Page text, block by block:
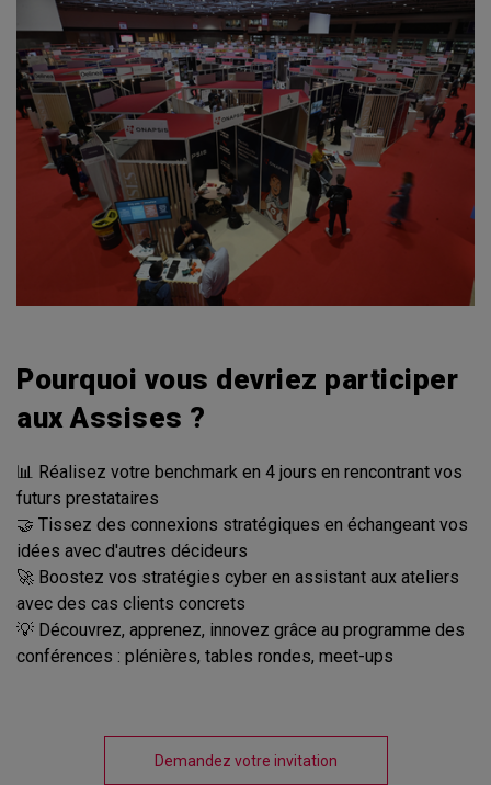
Pourquoi vous devriez participer
aux Assises ?
📊 Réalisez votre benchmark en 4 jours en rencontrant vos
futurs prestataires
🤝 Tissez des connexions stratégiques en échangeant vos
idées avec d'autres décideurs
🚀 Boostez vos stratégies cyber en assistant aux ateliers
avec des cas clients concrets
💡 Découvrez, apprenez, innovez grâce au programme des
conférences : plénières, tables rondes, meet-ups
Demandez votre invitation